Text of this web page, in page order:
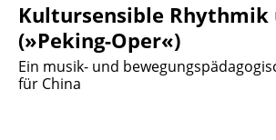
Kultursensible Rhythmik
(»Peking-Oper«)
Ein musik- und
für China